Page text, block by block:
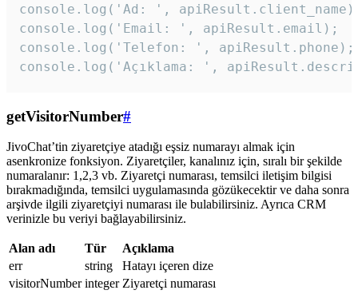
console.log('Ad: ',
console.log('Email: ', apiResult.email);
console.log('Telefon: ', apiResult.phone);
console.log('Açıklama: ',
getVisitorNumber#
JivoChat’tin ziyaretçiye atadığı eşsiz numarayı almak için
asenkronize fonksiyon. Ziyaretçiler, kanalınız için, sıralı bir şekilde
numaralanır: 1,2,3 vb. Ziyaretçi numarası, temsilci iletişim bilgisi
bırakmadığında, temsilci uygulamasında gözükecektir ve daha sonra
arşivde ilgili ziyaretçiyi numarası ile bulabilirsiniz. Ayrıca CRM
verinizle bu veriyi bağlayabilirsiniz.
Alan adı Tür
Açıklama
err
string
Hatayı içeren dize
visitorNumber integer Ziyaretçi numarası